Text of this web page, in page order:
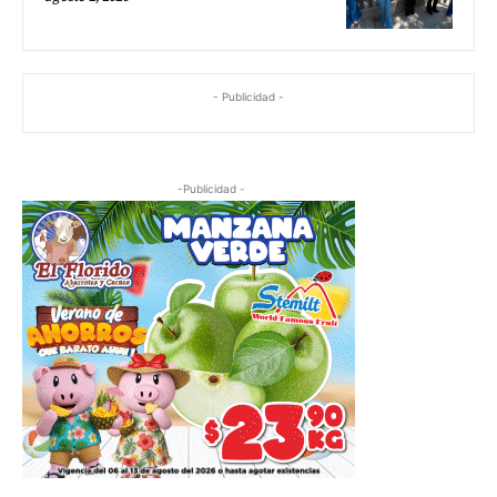
- Publicidad -
-Publicidad -